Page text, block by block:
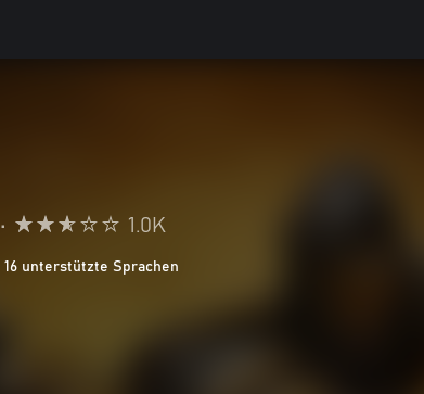
• 1.0K
16 unterstützte Sprachen